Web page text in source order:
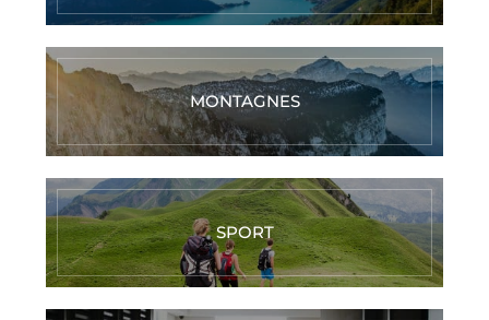
MONTAGNES
SPORT